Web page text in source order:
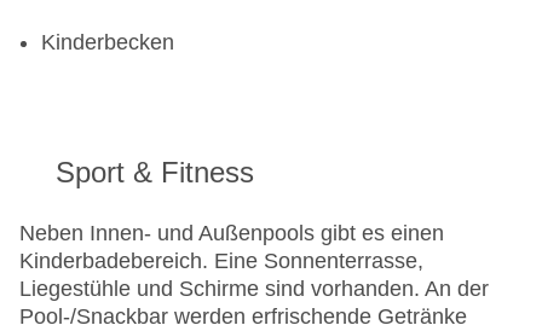
Kinderbecken
Sport & Fitness
Neben Innen- und Außenpools gibt es einen
Kinderbadebereich. Eine Sonnenterrasse,
Liegestühle und Schirme sind vorhanden. An der
Pool-/Snackbar werden erfrischende Getränke